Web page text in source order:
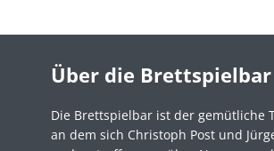
Über die Brettspielbar
Die Brettspielbar ist der gemütliche
an dem sich Christoph Post und